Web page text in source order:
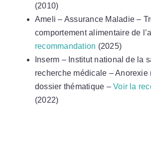
(2010)
Ameli – Assurance Maladie –
comportement alimentaire de
recommandation (2025)
Inserm – Institut national de la
recherche médicale – Anorexie
dossier thématique –Voir la
(2022)